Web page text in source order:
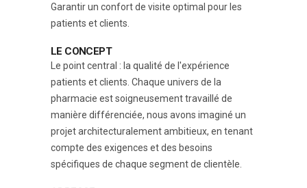
Garantir un confort de visite optimal pour les
patients et clients.
LE CONCEPT
Le point central : la qualité de l'expérience
patients et clients. Chaque univers de la
pharmacie est soigneusement travaillé de
manière différenciée, nous avons imaginé un
projet architecturalement ambitieux, en tenant
compte des exigences et des besoins
spécifiques de chaque segment de clientèle.